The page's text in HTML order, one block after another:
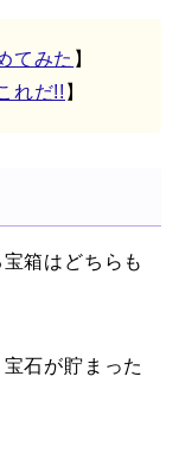
てみた 】
れだ!! 】
箱はどちらも
石が貯まった